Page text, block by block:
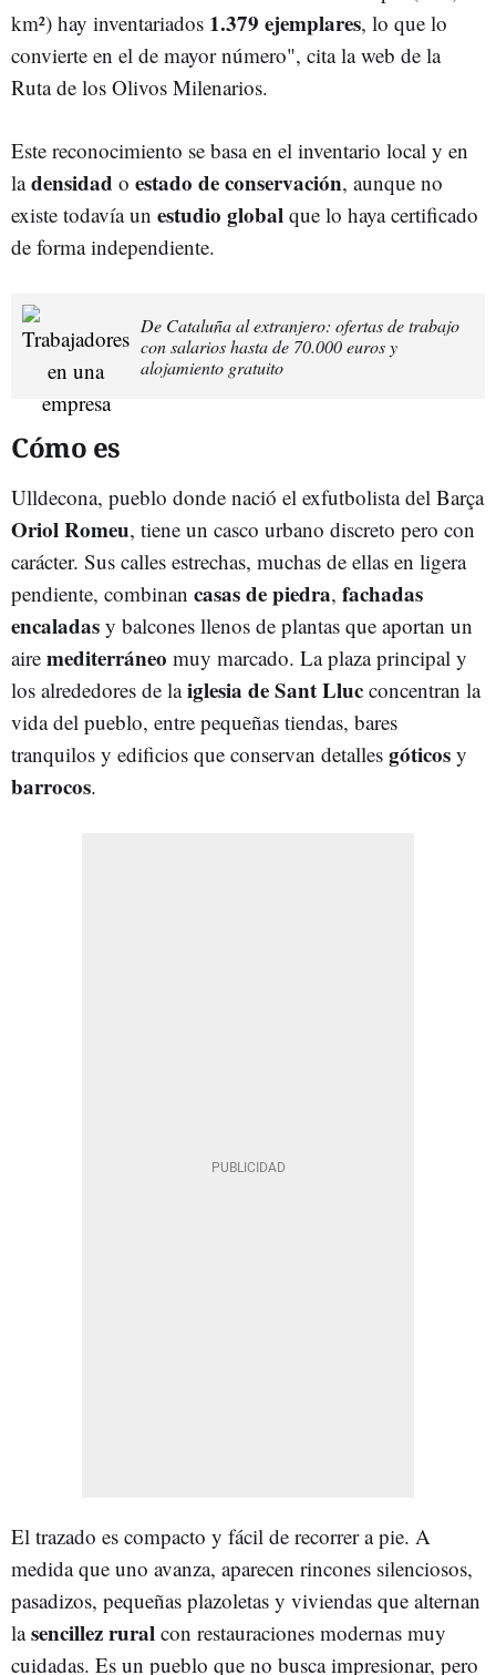
km²) hay inventariados 1.379 ejemplares, lo que lo
convierte en el de mayor número", cita la web de la
Ruta de los Olivos Milenarios.
Este reconocimiento se basa en el inventario local y en
ladensidad o estado de conservación, aunque no
existe todavía un estudio global que lo haya certificado
de forma independiente.
De Cataluña al extranjero: ofertas de trabajo
con salarios hasta de 70.000 euros y
alojamiento gratuito
Cómo es
Ulldecona, pueblo donde nació el exfutbolista del Barça
Oriol Romeu, tiene un casco urbano discreto pero con
carácter. Sus calles estrechas, muchas de ellas en ligera
pendiente, combinan casas de piedra, fachadas
encaladas y balcones llenos de plantas que aportan un
aire mediterráneo muy marcado. La plaza principal y
los alrededores de laiglesia de Sant Lluc concentran la
vida del pueblo, entre pequeñas tiendas, bares
tranquilos y edificios que conservan detalles góticos y
barrocos.
El trazado es compacto y fácil de recorrer a pie. A
medida que uno avanza, aparecen rincones silenciosos,
pasadizos, pequeñas plazoletas y viviendas que alternan
lasencillez rural con restauraciones modernas muy
cuidadas. Es un pueblo que no busca impresionar, pero